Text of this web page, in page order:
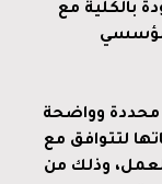
بالكلية مع
محددة وواضحة
لتتوافق مع
وذلك من